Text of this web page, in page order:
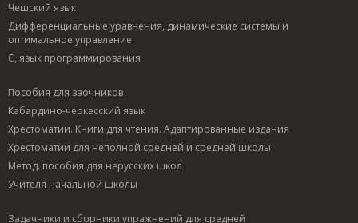
Чешский язык
Дифференциальные уравнения, динамические системы и
оптимальное управление
C, язык программирования
Пособия для заочников
Кабардино-черкесский язык
Хрестоматии. Книги для чтения. Адаптированные издания
Хрестоматии для неполной средней и средней школы
Метод. пособия для нерусских школ
Учителя начальной школы
Задачники и сборники упражнений для средней